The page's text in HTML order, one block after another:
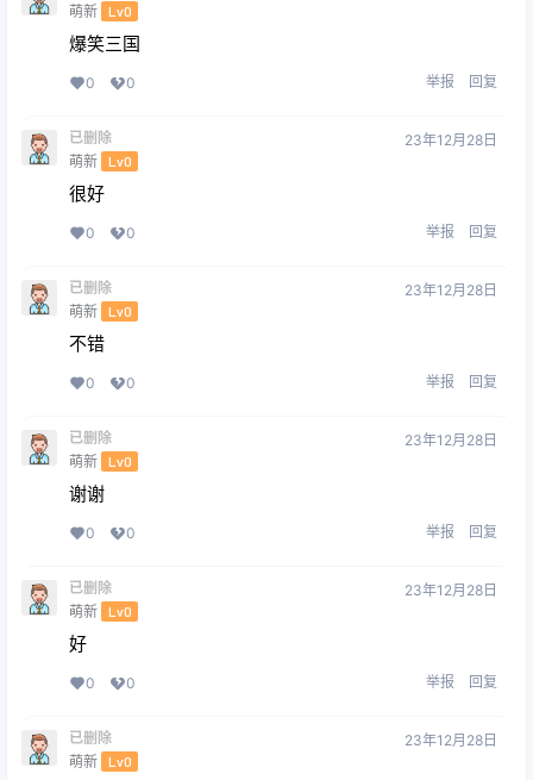
萌新 Lv0
爆笑三国
0 0 举报 回复
已删除
萌新 Lv0
23年12月28日
很好
0 0 举报 回复
已删除
萌新 Lv0
23年12月28日
不错
0 0 举报 回复
已删除
萌新 Lv0
23年12月28日
谢谢
0 0 举报 回复
已删除
萌新 Lv0
23年12月28日
好
0 0 举报 回复
已删除
萌新 Lv0
23年12月28日